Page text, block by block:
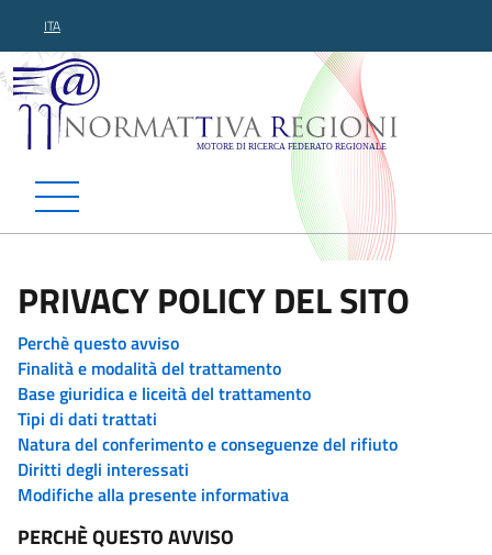
ITA
Normattiva Regioni -
PRIVACY POLICY DEL SITO
Perchè questo avviso
Finalità e modalità del trattamento
Base giuridica e liceità del trattamento
Tipi di dati trattati
Natura del conferimento e conseguenze del rifiuto
Diritti degli interessati
Modifiche alla presente informativa
PERCHÈ QUESTO AVVISO